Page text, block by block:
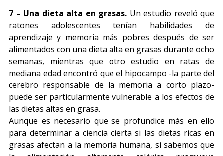
7 – Una dieta alta en grasas. Un estudio reveló que
ratones adolescentes tenían habilidades de
aprendizaje y memoria más pobres después de ser
alimentados con una dieta alta en grasas durante ocho
semanas, mientras que otro estudio en ratas de
mediana edad encontró que el hipocampo -la parte del
cerebro responsable de la memoria a corto plazo-
puede ser particularmente vulnerable a los efectos de
las dietas altas en grasa.
Aunque es necesario que se profundice más en ello
para determinar a ciencia cierta si las dietas ricas en
grasas afectan a la memoria humana, sí sabemos que